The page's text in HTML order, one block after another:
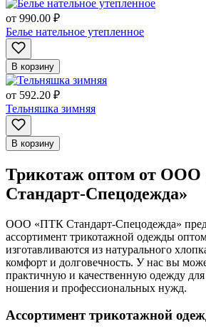
от 990.00 ₽
Белье нательное утепленное
В корзину
от 592.20 ₽
Тельняшка зимняя
В корзину
Трикотаж оптом от
Стандарт-Спецодежда»
ООО «ПТК Стандарт-Спецодежда»
ассортимент трикотажной одежды
изготавливаются из натурального
комфорт и долговечность. У нас вы
практичную и качественную одежду
ношения и профессиональных нужд.
Ассортимент трикотажной